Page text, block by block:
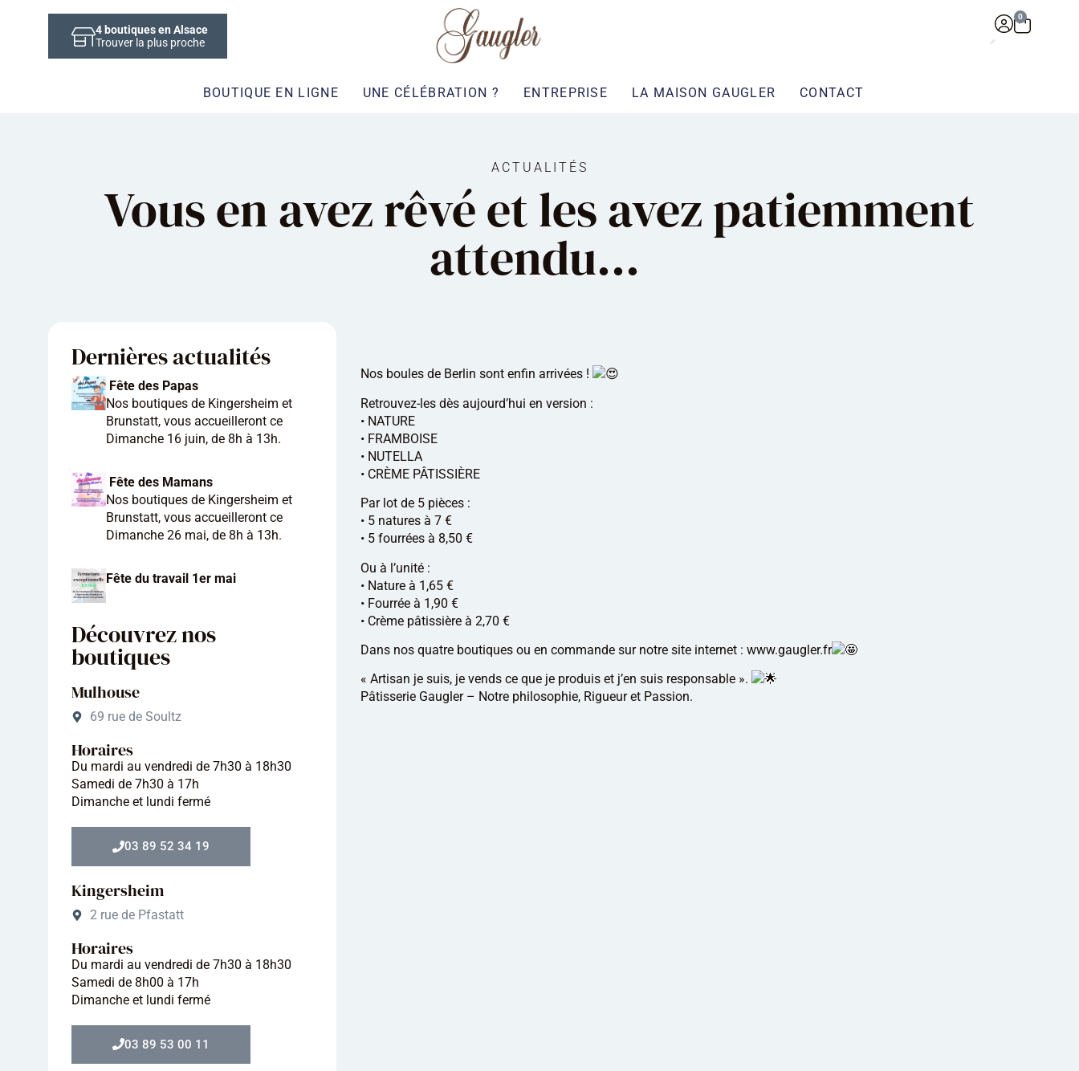
4 boutiques en Alsace
Trouver la plus proche
0
BOUTIQUE EN LIGNE UNE CÉLÉBRATION ? ENTREPRISE LA MAISON GAUGLER CONTACT
ACTUALITÉS
Vous en avez rêvé et les avez patiemment
attendu…
Dernières actualités
Fête des Papas
Nos boutiques de Kingersheim et
Brunstatt, vous accueilleront ce
Dimanche 16 juin, de 8h à 13h.
Fête des Mamans
Nos boutiques de Kingersheim et
Brunstatt, vous accueilleront ce
Dimanche 26 mai, de 8h à 13h.
Fête du travail 1er mai
Découvrez nos
boutiques
Mulhouse
69 rue de Soultz
Horaires
Du mardi au vendredi de 7h30 à 18h30
Samedi de 7h30 à 17h
Dimanche et lundi fermé
03 89 52 34 19
Kingersheim
2 rue de Pfastatt
Horaires
Du mardi au vendredi de 7h30 à 18h30
Samedi de 8h00 à 17h
Dimanche et lundi fermé
03 89 53 00 11
Nos boules de Berlin sont enfin arrivées !
Retrouvez-les dès aujourd’hui en version :
• NATURE
• FRAMBOISE
• NUTELLA
• CRÈME PÂTISSIÈRE
Par lot de 5 pièces :
• 5 natures à 7 €
• 5 fourrées à 8,50 €
Ou à l’unité :
• Nature à 1,65 €
• Fourrée à 1,90 €
• Crème pâtissière à 2,70 €
Dans nos quatre boutiques ou en commande sur notre site internet :www.gaugler.fr
« Artisan je suis, je vends ce que je produis et j’en suis responsable ».
Pâtisserie Gaugler – Notre philosophie, Rigueur et Passion.